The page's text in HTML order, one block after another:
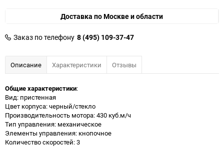
Доставка по Москве и области
Заказ по телефону 8 (495) 109-37-47
Описание Характеристики Отзывы
Общие характеристики:
Вид: пристенная
Цвет корпуса: черный/стекло
Производительность мотора: 430 куб.м/ч
Тип управления: механическое
Элементы управления: кнопочное
Количество скоростей: 3